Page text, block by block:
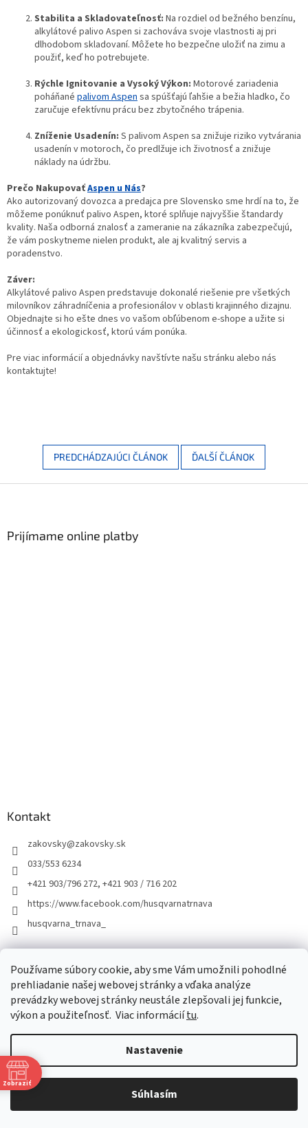
Používame súbory cookie, aby sme Vám umožnili pohodlné
prehliadanie našej webovej stránky a vďaka analýze
prevádzky webovej stránky neustále zlepšovali jej funkcie,
výkon a použiteľnosť. Viac informáciítu.
Nastavenie
Súhlasím
Stabilita a Skladovateľnosť: Na rozdiel od bežného benzínu,
alkylátové palivo Aspen si zachováva svoje vlastnosti aj pri
dlhodobom skladovaní. Môžete ho bezpečne uložiť na zimu a
použiť, keď ho potrebujete.
Rýchle Ignitovanie a Vysoký Výkon: Motorové zariadenia
poháňané palivom Aspen sa spúšťajú ľahšie a bežia hladko, čo
zaručuje efektívnu prácu bez zbytočného trápenia.
Zníženie Usadenín: S palivom Aspen sa znižuje riziko vytvárania
usadenín v motoroch, čo predlžuje ich životnosť a znižuje
náklady na údržbu.
Prečo NakupovaťAspen u Nás?
Ako autorizovaný dovozca a predajca pre Slovensko sme hrdí na to, že
môžeme ponúknuť palivo Aspen, ktoré splňuje najvyššie štandardy
kvality. Naša odborná znalosť a zameranie na zákazníka zabezpečujú,
že vám poskytneme nielen produkt, ale aj kvalitný servis a
poradenstvo.
Záver:
Alkylátové palivo Aspen predstavuje dokonalé riešenie pre všetkých
milovníkov záhradníčenia a profesionálov v oblasti krajinného dizajnu.
Objednajte si ho ešte dnes vo vašom obľúbenom e-shope a užite si
účinnosť a ekologickosť, ktorú vám ponúka.
Pre viac informácií a objednávky navštívte našu stránku alebo nás
kontaktujte!
PREDCHÁDZAJÚCI ČLÁNOK ĎALŠÍ ČLÁNOK
Prijímame online platby
Kontakt
zakovsky@zakovsky.sk
033/553 6234
+421 903/796 272, +421 903 / 716 202
https://www.facebook.com/husqvarnatrnava
husqvarna_trnava_
Facebook
Vytvoril Shoptet
ŽÁKOVSKÝ. Všetky práva vyhradené.
Zobraziť